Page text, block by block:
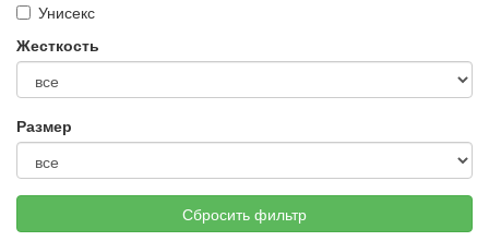
Унисекс
Жесткость
Размер
Сбросить фильтр